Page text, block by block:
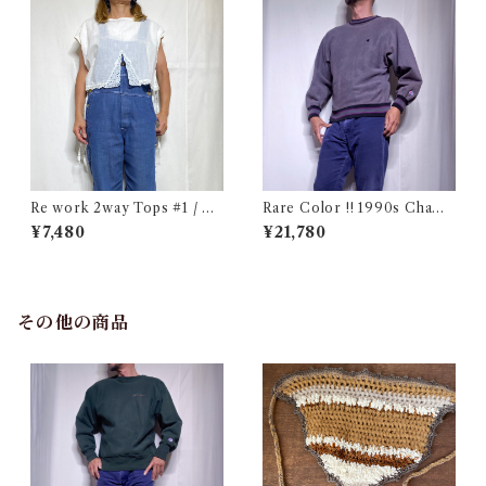
Re work 2way Tops #1 / リ
ワーク 2way トップス 古着
¥7,480
Rare Color !! 1990s Champ
ion Reverse Weave Charco
al Gray Size M / チャンピオ
¥21,780
その他の商品